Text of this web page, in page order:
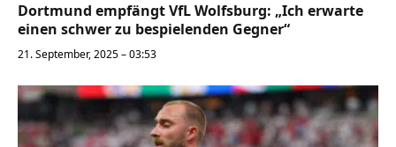
Dortmund empfängt VfL Wolfsburg: „Ich erwarte
einen schwer zu bespielenden Gegner“
21. September, 2025 – 03:53